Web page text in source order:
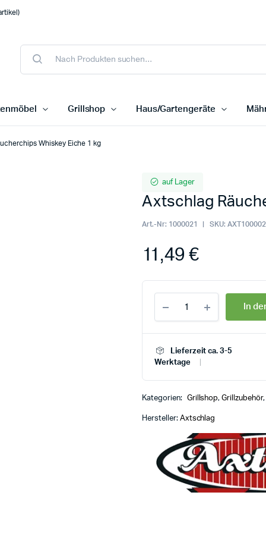
Grillshop Haus/Gartengeräte
Whiskey Eiche 1 kg
auf Lager
Axtschlag
Art.-Nr: 1000021 SKU:
11,49€
In
Lieferzeit ca. 3-5
Werktage
Kategorien: Grillshop,Grillzubehör,
Hersteller: Axtschlag